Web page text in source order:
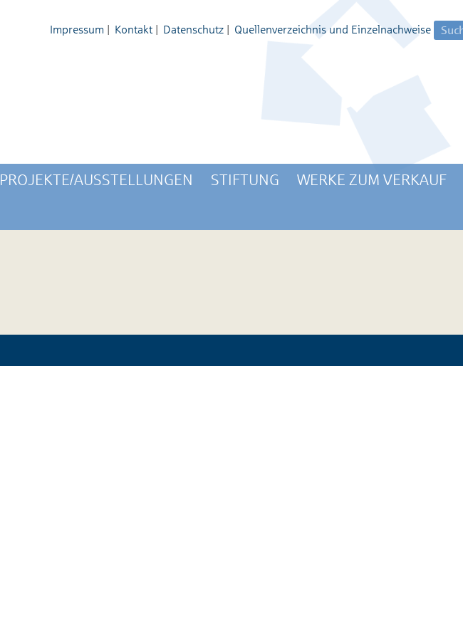
Impressum Kontakt| Datenschutz| Quellenverzeichnis und Einzelnachweise
Suche
PROJEKTE/AUSSTELLUNGEN STIFTUNG
WERKE ZUM VERKAUF